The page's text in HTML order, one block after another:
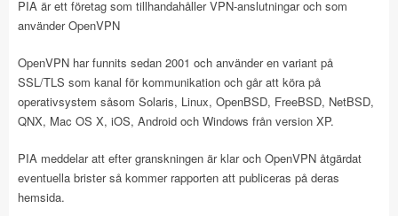
PIA är ett företag som tillhandahåller VPN-anslutningar och som
använder OpenVPN
OpenVPN har funnits sedan 2001 och använder en variant på
SSL/TLS som kanal för kommunikation och går att köra på
operativsystem såsom Solaris, Linux, OpenBSD, FreeBSD, NetBSD,
QNX, Mac OS X, iOS, Android och Windows från version XP.
PIA meddelar att efter granskningen är klar och OpenVPN åtgärdat
eventuella brister så kommer rapporten att publiceras på deras
hemsida.